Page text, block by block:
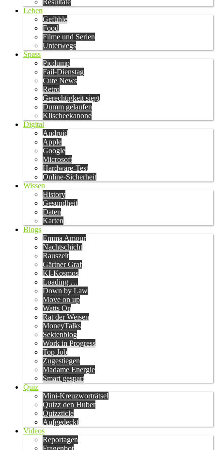
Resultate
Leben
Gefühle
Food
Filme und Serien
Unterwegs
Spass
Picdump
Fail-Dienstag
Cute News
Retro
Gerechtigkeit siegt
Dumm gelaufen
Klischeekanone
Digital
Android
Apple
Google
Microsoft
Hardware-Test
Online-Sicherheit
Wissen
History
Gesundheit
Daten
Karten
Blogs
Emma Amour
Nachtschicht
Rauszeit
Gärtner Graf
KI-Kosmos
Loading …
Down by Law
Move on up
Watts On
Rat der Weisen
MoneyTalks
Sektenblog
Work in Progress
Top Job
Zugestiegen
Madame Energie
Smart gespart
Quiz
Mini-Kreuzworträtsel
Quizz den Huber
Quizzticle
Aufgedeckt
Videos
Reportagen
Fragenbot